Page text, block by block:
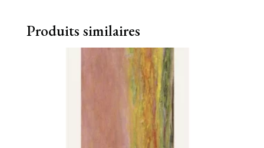
Produits similaires